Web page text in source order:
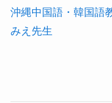
沖縄中国語・韓国語
みえ先生